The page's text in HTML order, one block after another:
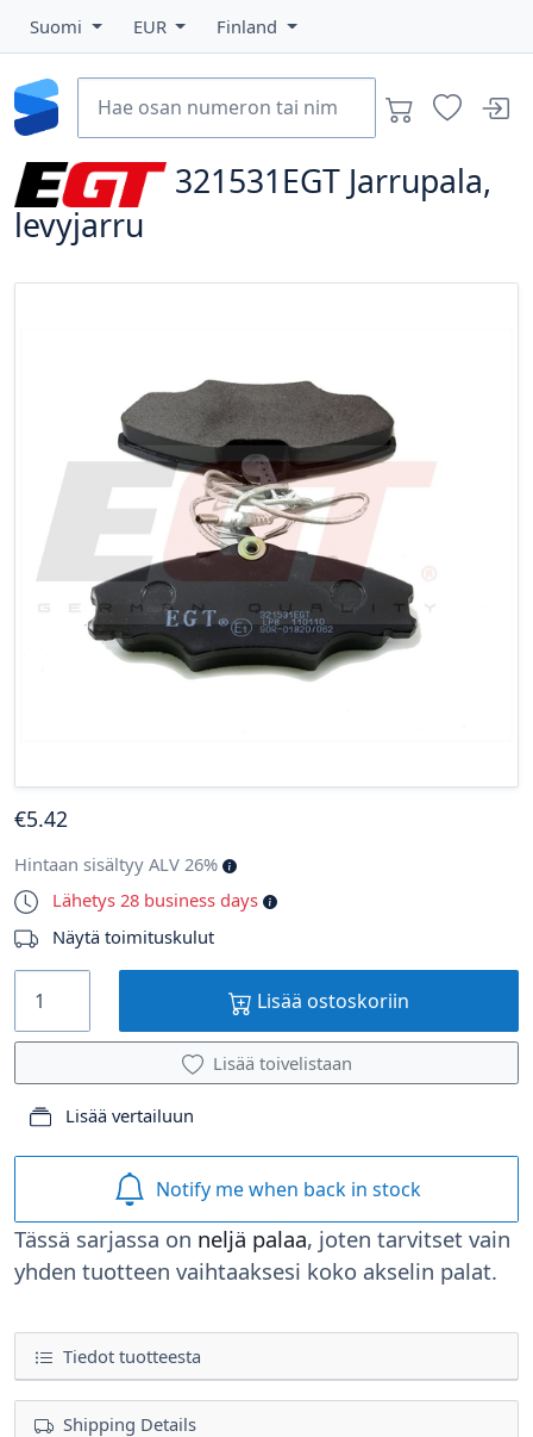
Suomi EUR Finland
321531EGT Jarrupala,
levyjarru
Tässä sarjassa on neljä palaa, joten tarvitset vain
yhden tuotteen vaihtaaksesi koko akselin palat.
Tiedot tuotteesta
Shipping Details
€5.42
Hintaan sisältyy ALV 26%
Lähetys 28 business days
Näytä toimituskulut
Lisää ostoskoriin
Lisää toivelistaan
Lisää vertailuun
Notify me when back in stock